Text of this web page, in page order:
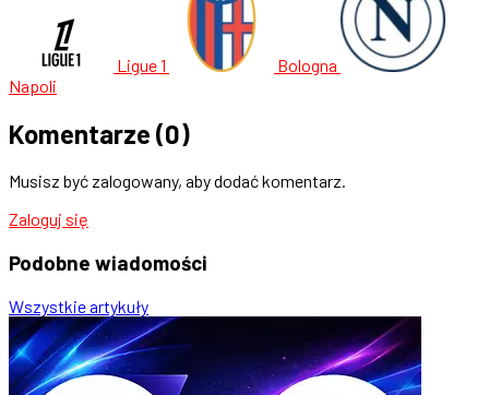
Ligue 1
Bologna
Napoli
Komentarze (0)
Musisz być zalogowany, aby dodać komentarz.
Zaloguj się
Podobne wiadomości
Wszystkie artykuły